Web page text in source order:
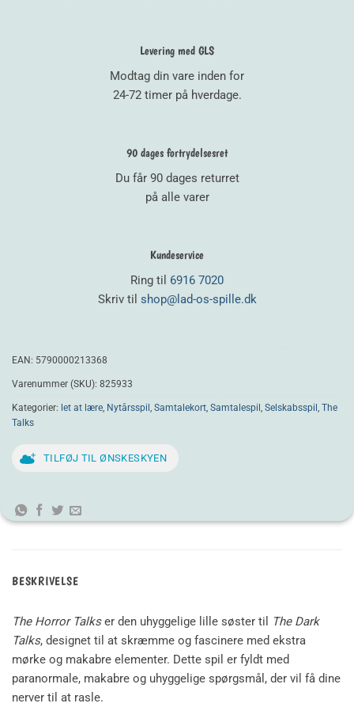
Levering med GLS
Modtag din vare inden for
24-72 timer på hverdage.
90 dages fortrydelsesret
Du får 90 dages returret
på alle varer
Kundeservice
Ring til 6916 7020
Skriv til shop@lad-os-spille.dk
EAN: 5790000213368
Varenummer (SKU): 825933
Kategorier: let at lære Nytårsspil Samtalekort Samtalespil Selskabsspil The
Talks
TILFØJ TIL ØNSKESKYEN
BESKRIVELSE
The Horror Talkser den uhyggelige lille søster til
The Dark
Talks, designet til at skræmme og fascinere med ekstra
mørke og makabre elementer. Dette spil er fyldt med
paranormale, makabre og uhyggelige spørgsmål, der vil få dine
nerver til at rasle.